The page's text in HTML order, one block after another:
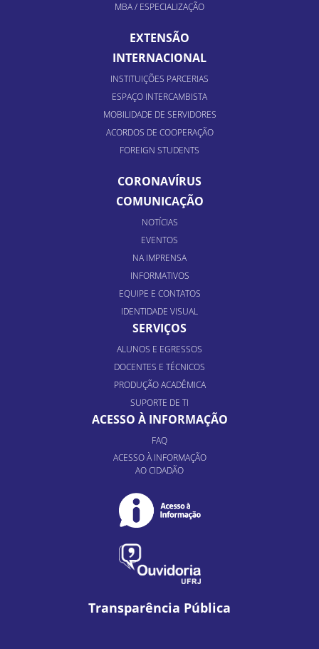
MBA / ESPECIALIZAÇÃO
EXTENSÃO
INTERNACIONAL
INSTITUIÇÕES PARCERIAS
ESPAÇO INTERCAMBISTA
MOBILIDADE DE SERVIDORES
ACORDOS DE COOPERAÇÃO
FOREIGN STUDENTS
CORONAVÍRUS
COMUNICAÇÃO
NOTÍCIAS
EVENTOS
NA IMPRENSA
INFORMATIVOS
EQUIPE E CONTATOS
IDENTIDADE VISUAL
SERVIÇOS
ALUNOS E EGRESSOS
DOCENTES E TÉCNICOS
PRODUÇÃO ACADÊMICA
SUPORTE DE TI
ACESSO À INFORMAÇÃO
FAQ
ACESSO À INFORMAÇÃO
AO CIDADÃO
Transparência Pública